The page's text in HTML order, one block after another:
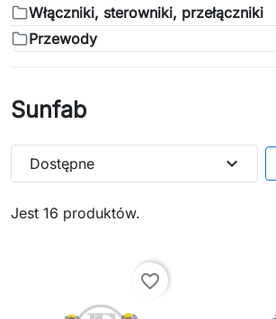
Włączniki, sterowniki, przełączniki
Przewody
Sunfab
Jest 16 produktów.
Dostępne expand_more
favorite_border